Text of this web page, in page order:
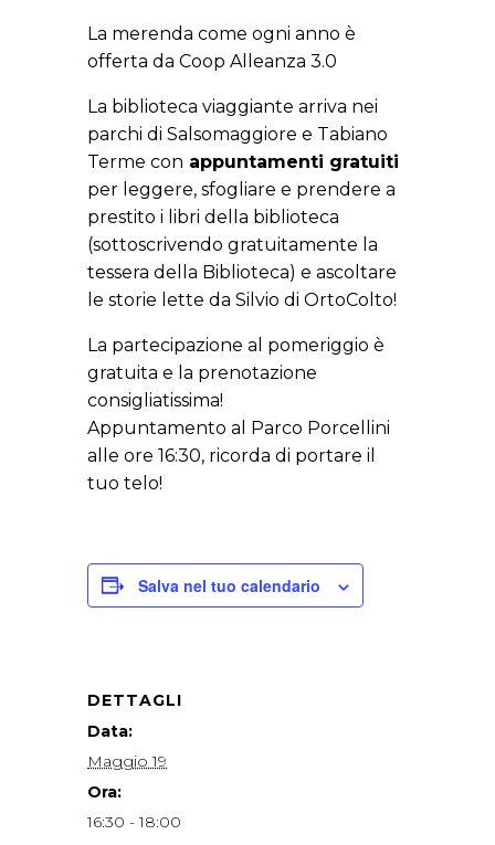
La merenda come ogni anno è
offerta da Coop Alleanza 3.0
La biblioteca viaggiante arriva nei
parchi di Salsomaggiore e Tabiano
Terme con appuntamenti gratuiti
per leggere, sfogliare e prendere a
prestito i libri della biblioteca
(sottoscrivendo gratuitamente la
tessera della Biblioteca) e ascoltare
le storie lette da Silvio di OrtoColto!
La partecipazione al pomeriggio è
gratuita e la prenotazione
consigliatissima!
Appuntamento al Parco Porcellini
alle ore 16:30, ricorda di portare il
tuo telo!
Salva nel tuo calendario
DETTAGLI
Data:
Maggio 19
Ora:
16:30 - 18:00